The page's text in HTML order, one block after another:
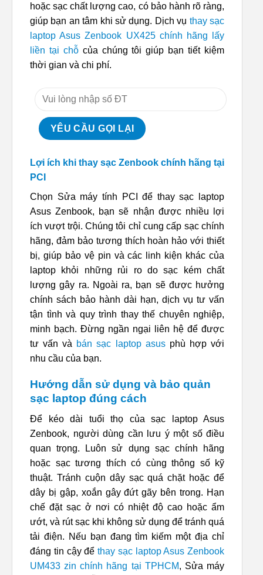
hoặc sạc chất lượng cao, có bảo hành rõ ràng,
giúp bạn an tâm khi sử dụng. Dịch vụ thay sạc
laptop Asus Zenbook UX425 chính hãng lấy
liền tại chỗcủa chúng tôi giúp bạn tiết kiệm
thời gian và chi phí.
Lợi ích khi thay sạc Zenbook chính hãng tại
PCI
Chọn Sửa máy tính PCI để thay sạc laptop
Asus Zenbook, bạn sẽ nhận được nhiều lợi
ích vượt trội. Chúng tôi chỉ cung cấp sạc chính
hãng, đảm bảo tương thích hoàn hảo với thiết
bị, giúp bảo vệ pin và các linh kiện khác của
laptop khỏi những rủi ro do sạc kém chất
lượng gây ra. Ngoài ra, bạn sẽ được hưởng
chính sách bảo hành dài hạn, dịch vụ tư vấn
tận tình và quy trình thay thế chuyên nghiệp,
minh bạch. Đừng ngần ngại liên hệ để được
tư vấn và bán sạc laptop asusphù hợp với
nhu cầu của bạn.
Hướng dẫn sử dụng và bảo quản
sạc laptop đúng cách
Để kéo dài tuổi thọ của sạc laptop Asus
Zenbook, người dùng cần lưu ý một số điều
quan trọng. Luôn sử dụng sạc chính hãng
hoặc sạc tương thích có cùng thông số kỹ
thuật. Tránh cuộn dây sạc quá chặt hoặc để
dây bị gập, xoắn gây đứt gãy bên trong. Hạn
chế đặt sạc ở nơi có nhiệt độ cao hoặc ẩm
ướt, và rút sạc khi không sử dụng để tránh quá
tải điện. Nếu bạn đang tìm kiếm một địa chỉ
đáng tin cậy để thay sạc laptop Asus Zenbook
UM433 zin chính hãng tại TPHCM, Sửa máy